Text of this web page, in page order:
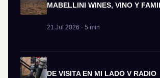
MABELLINI WINES, VINO Y
21 Jul 2026 · 5 min
DE VISITA EN MI LADO V RADIO